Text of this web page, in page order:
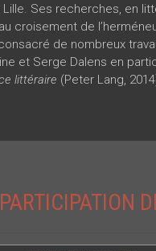
Ses recherches, en
croisement de
de nombreux
et Serge Dalens en
littéraire (Peter Lang,